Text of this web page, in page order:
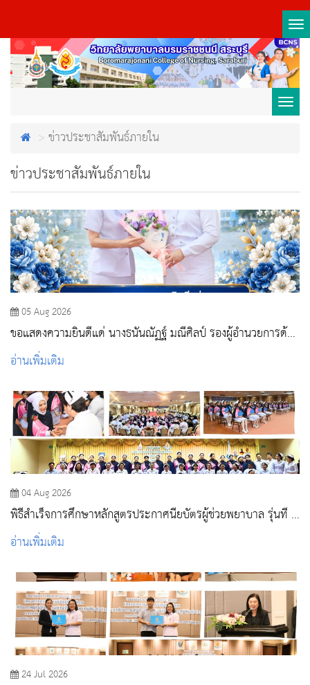
ข่าวประชาสัมพันธ์ภายใน
ข่าวประชาสัมพันธ์ภายใน
05 Aug 2026
ขอแสดงความยินดีแด่ นางธนันณัฏฐ์ มณีศิลป์ รองผู้อำนวยการด้าน
การพยาบาล โรงพยาบาลสระบุรี
อ่านเพิ่มเติม
04 Aug 2026
พิธีสำเร็จการศึกษาหลักสูตรประกาศนียบัตรผู้ช่วยพยาบาล รุ่นที่ 3
ประจำปีการศึกษา 2568
อ่านเพิ่มเติม
24 Jul 2026